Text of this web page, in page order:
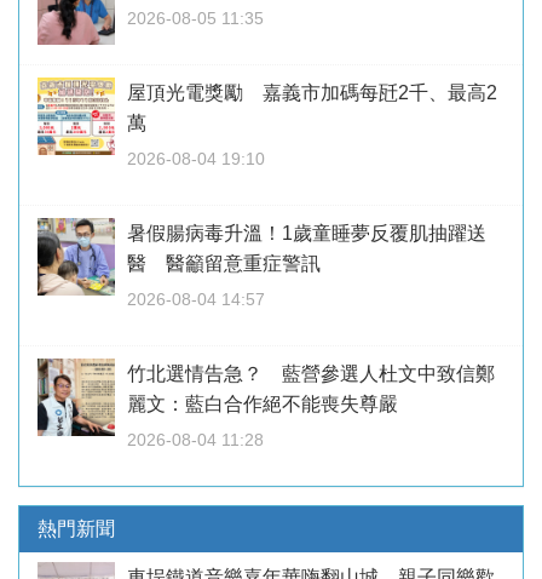
2026-08-05 11:35
屋頂光電獎勵 嘉義市加碼每瓩2千、最高2
萬
2026-08-04 19:10
暑假腸病毒升溫！1歲童睡夢反覆肌抽躍送
醫 醫籲留意重症警訊
2026-08-04 14:57
竹北選情告急？ 藍營參選人杜文中致信鄭
麗文：藍白合作絕不能喪失尊嚴
2026-08-04 11:28
熱門新聞